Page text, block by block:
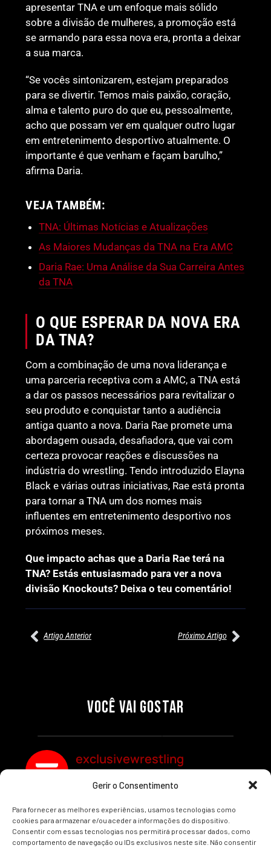
Gerir o Consentimento
Para fornecer as melhores experiências, usamos tecnologias como
cookies para armazenar e/ou aceder a informações do dispositivo.
Consentir com essas tecnologias nos permitirá processar dados, como
comportamento de navegação ou IDs exclusivos neste site. Não consentir
apresentar TNA e um enfoque mais sólido
sobre a divisão de mulheres, a promoção está
se armando para essa nova era, pronta a deixar
a sua marca.
“Se vocês sintonizarem, estejam preparados
para se divertir. Temos mais paixão, coração,
alma e talento puro do que eu, pessoalmente,
acho que possam ver em qualquer outro lugar
em entretenimento desportivo atualmente. O
importante é que venham e façam barulho,”
afirma Daria.
VEJA TAMBÉM:
TNA: Últimas Notícias e Atualizações
As Maiores Mudanças da TNA na Era AMC
Daria Rae: Uma Análise da Sua Carreira Antes
da TNA
O QUE ESPERAR DA NOVA ERA
DA TNA?
Com a combinação de uma nova liderança e
uma parceria receptiva com a AMC, a TNA está
a dar os passos necessários para revitalizar o
seu produto e conquistar tanto a audiência
antiga quanto a nova. Daria Rae promete uma
abordagem ousada, desafiadora, que vai com
certeza provocar reações e discussões na
indústria do wrestling. Tendo introduzido Elayna
Black e várias outras iniciativas, Rae está pronta
para tornar a TNA um dos nomes mais
influentes em entretenimento desportivo nos
próximos meses.
Que impacto achas que a Daria Rae terá na
TNA? Estás entusiasmado para ver a nova
divisão Knockouts? Deixa o teu comentário!
Artigo Anterior Próximo Artigo
VOCÊ VAI GOSTAR
SEGMENTOS A NÃO PERDER
Por exclusivewrestling
MUNDIAL FEMININO NA AEW
REDEMPTION
Por exclusivewrestling
exclusivewrestling
Ver mais Artigos